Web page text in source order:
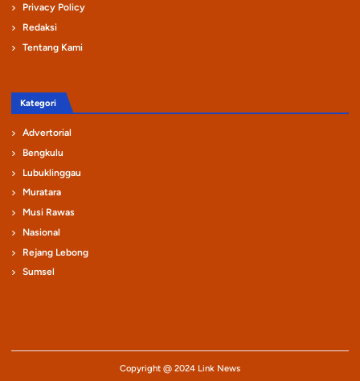
Privacy Policy
Redaksi
Tentang Kami
Kategori
Advertorial
Bengkulu
Lubuklinggau
Muratara
Musi Rawas
Nasional
Rejang Lebong
Sumsel
Copyright @ 2024 Link News